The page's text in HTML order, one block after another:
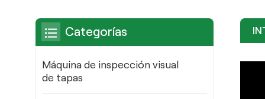
Categorías
Máquina de inspección visual
de tapas